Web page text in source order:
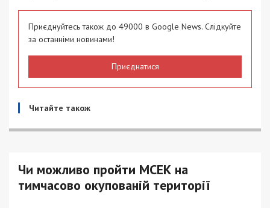
Приєднуйтесь також до 49000 в Google News. Слідкуйте
за останніми новинами!
Приєднатися
Читайте також
Чи можливо пройти МСЕК на
тимчасово окупованій території